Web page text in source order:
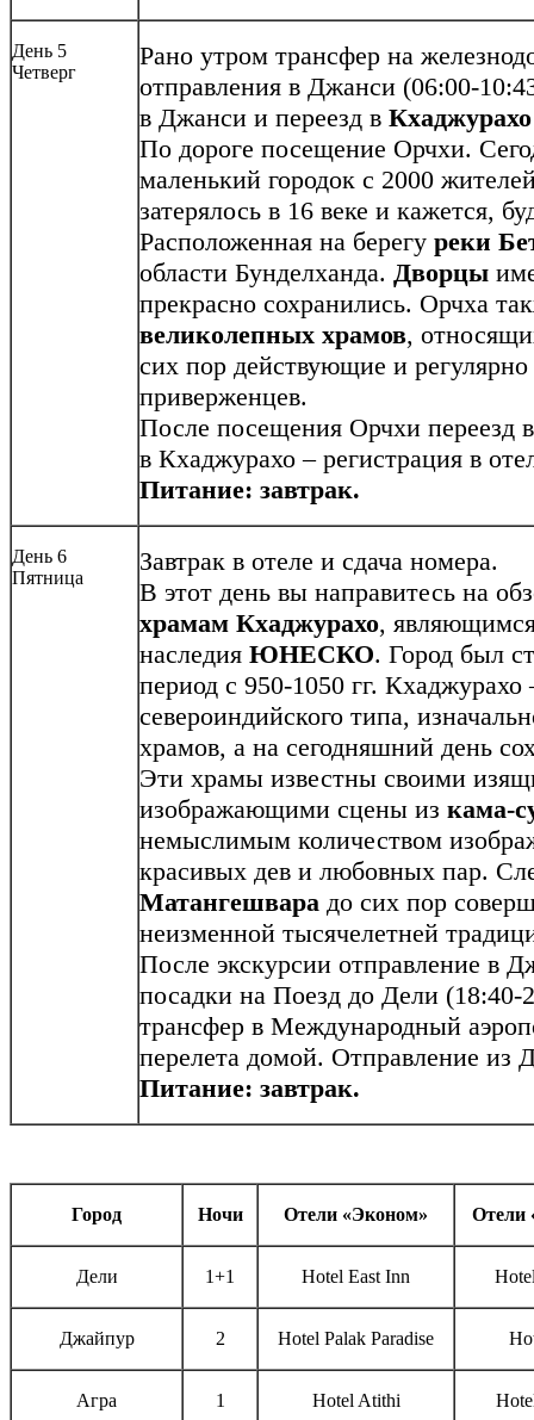
День 5
Четверг
Рано утром трансфер на
отправления в Джанси (06:00-
в Джанси и переезд в
По дороге посещение Орчхи.
маленький городок с 2000
затерялось в 16 веке и кажется,
Расположенная на берегу реки
области Бунделханда. Дворцы
прекрасно сохранились. Орчха
великолепных храмов,
сих пор действующие и
приверженцев.
После посещения Oрчхи
в Кхаджурахо – регистрация в
Питание: завтрак.
День 6
Пятница
Завтрак в отеле и сдача номера.
В этот день вы направитесь на
храмам Кхаджурахо,
наследия ЮНЕСКО. Город был
период с 950-1050 гг.
североиндийского типа,
храмов, а на сегодняшний день
Эти храмы известны своими
изображающими сцены из кама-
немыслимым количеством
красивых дев и любовных пар.
Матангешвара до сих пор
неизменной тысячелетней
После экскурсии отправление в
посадки на Поезд до Дели
трансфер в Международный
перелета домой. Отправление из
Питание: завтрак.
Город Ночи Отели «Эконом» Отели
Дели 1+1 Hotel East Inn
Джайпур 2 Hotel Palak Paradise
Агра 1 Hotel Atithi